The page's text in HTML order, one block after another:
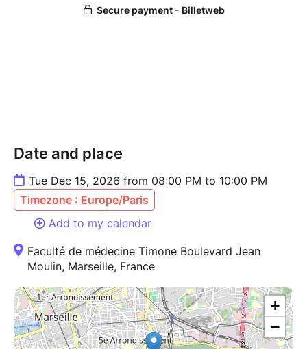
Date and place
Tue Dec 15, 2026 from 08:00 PM to 10:00 PM
Timezone : Europe/Paris
Add to my calendar
Faculté de médecine Timone Boulevard Jean
Moulin, Marseille, France
+
−